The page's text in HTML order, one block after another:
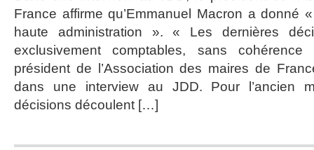
France affirme qu’Emmanuel Macron a donné
haute administration ». « Les dernières
exclusivement comptables, sans
président de l’Association des maires de
dans une interview au JDD. Pour l’ancien
décisions découlent […]